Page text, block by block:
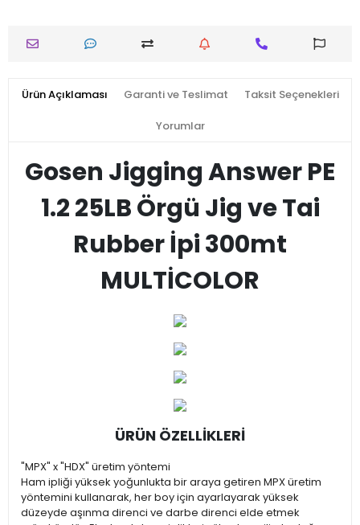
Ürün Açıklaması Garanti ve Teslimat Taksit Seçenekleri
Yorumlar
Gosen Jigging Answer PE
1.2 25LB Örgü Jig ve Tai
Rubber İpi 300mt
MULTİCOLOR
ÜRÜN ÖZELLİKLERİ
"MPX" x "HDX" üretim yöntemi
Ham ipliği yüksek yoğunlukta bir araya getiren MPX üretim
yöntemini kullanarak, her boy için ayarlayarak yüksek
düzeyde aşınma direnci ve darbe direnci elde etmek